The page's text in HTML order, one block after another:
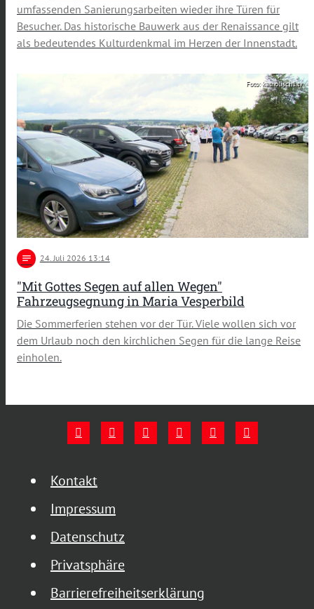
umfassenden Sanierungsarbeiten wieder ihre Türen für
Besucher. Das historische Bauwerk aus der Renaissance gilt
als bedeutendes Kulturdenkmal im Herzen der Innenstadt.
Foto: katholisch1.tv
notes 24. Juli 2026 13:14
"Mit Gottes Segen auf allen Wegen"
Fahrzeugsegnung in Maria Vesperbild
Die Sommerferien stehen vor der Tür. Viele wollen sich vor
dem Urlaub noch den kirchlichen Segen für die lange Reise
einholen.
Kontakt
Impressum
Datenschutz
Privatsphäre
Barrierefreiheitserklärung